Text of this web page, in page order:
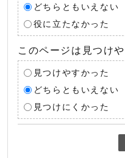
どちらともいえない
役に立たなかった
このページは見つけ
見つけやすかった
どちらともいえない
見つけにくかった